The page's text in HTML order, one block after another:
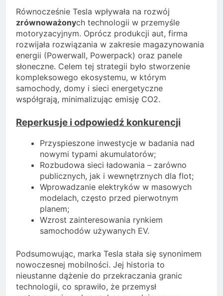
Równocześnie Tesla wpływała na rozwój
zrównoważonych technologii w przemyśle
motoryzacyjnym. Oprócz produkcji aut, firma
rozwijała rozwiązania w zakresie magazynowania
energii (Powerwall, Powerpack) oraz panele
słoneczne. Celem tej strategii było stworzenie
kompleksowego ekosystemu, w którym
samochody, domy i sieci energetyczne
współgrają, minimalizując emisję CO2.
Reperkusje i odpowiedź konkurencji
Przyspieszone inwestycje w badania nad
nowymi typami akumulatorów;
Rozbudowa sieci ładowania – zarówno
publicznych, jak i wewnętrznych dla flot;
Wprowadzanie elektryków w masowych
modelach, często przed pierwotnym
planem;
Wzrost zainteresowania rynkiem
samochodów używanych EV.
Podsumowując, marka Tesla stała się synonimem
nowoczesnej mobilności. Jej historia to
nieustanne dążenie do przekraczania granic
technologii, co sprawiło, że przemysł